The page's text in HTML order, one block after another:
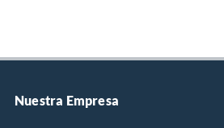
Nuestra Empresa